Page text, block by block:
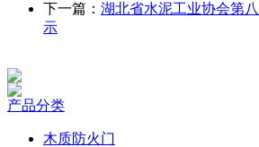
下一篇： 湖北省水泥工业协会第
示
产品分类
木质防火门